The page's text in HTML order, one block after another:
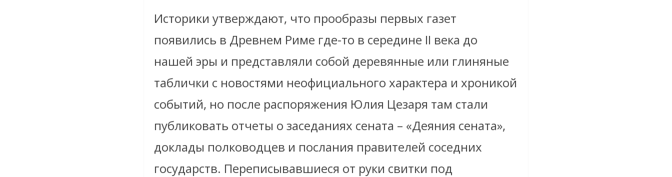
Историки утверждают, что прообразы первых газет
появились в Древнем Риме где-то в середине II века до
нашей эры и представляли собой деревянные или глиняные
таблички с новостями неофициального характера и хроникой
событий, но после распоряжения Юлия Цезаря там стали
публиковать отчеты о заседаниях сената – «Деяния сената»,
доклады полководцев и послания правителей соседних
государств. Переписывавшиеся от руки свитки под